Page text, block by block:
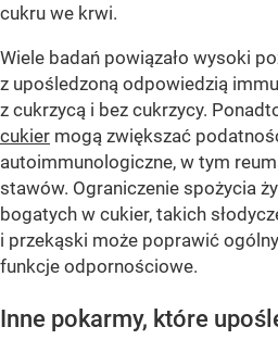
cukru we krwi.
Wiele badań powiązało wysoki
z upośledzoną odpowiedzią
z cukrzycą i bez cukrzycy.
cukier mogą zwiększać
autoimmunologiczne, w tym
stawów. Ograniczenie spożycia
bogatych w cukier, takich
i przekąski może poprawić
funkcje odpornościowe.
Inne pokarmy, które